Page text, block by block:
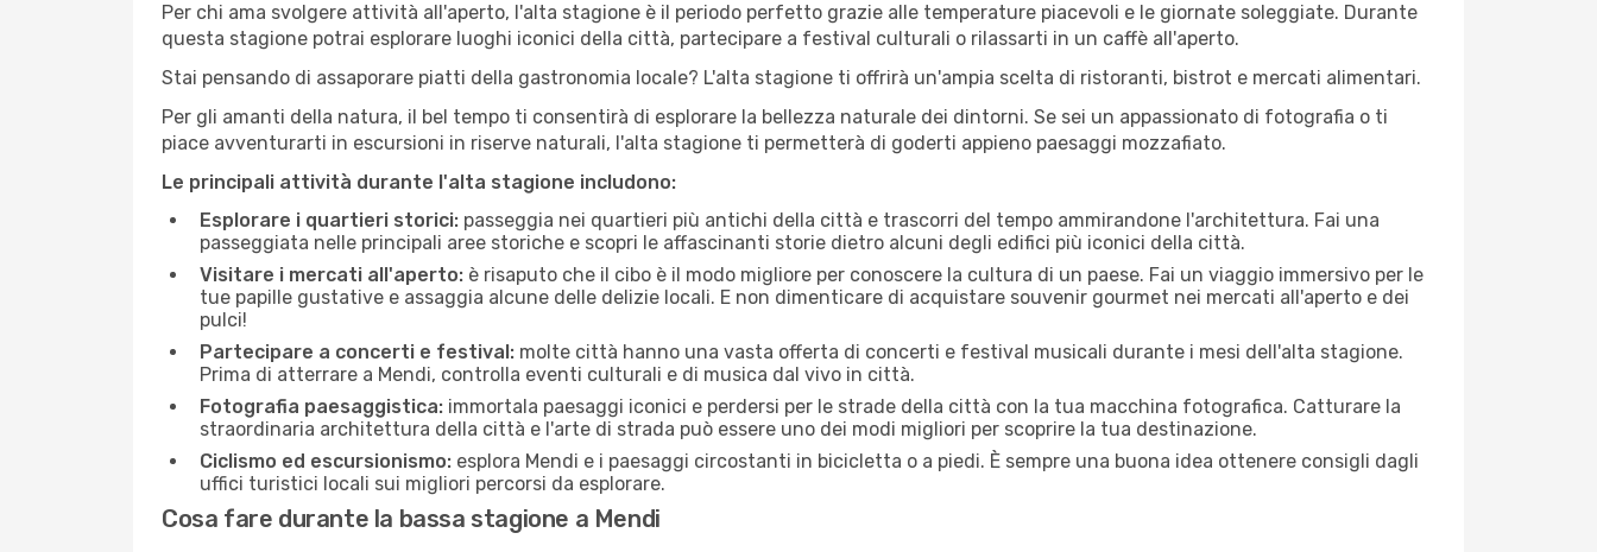
Per chi ama svolgere attività all'aperto, l'alta stagione è il periodo perfetto grazie alle temperature piacevoli e le giornate soleggiate. Durante
questa stagione potrai esplorare luoghi iconici della città, partecipare a festival culturali o rilassarti in un caffè all'aperto.
Stai pensando di assaporare piatti della gastronomia locale? L'alta stagione ti offrirà un'ampia scelta di ristoranti, bistrot e mercati alimentari.
Per gli amanti della natura, il bel tempo ti consentirà di esplorare la bellezza naturale dei dintorni. Se sei un appassionato di fotografia o ti
piace avventurarti in escursioni in riserve naturali, l'alta stagione ti permetterà di goderti appieno paesaggi mozzafiato.
Le principali attività durante l'alta stagione includono:
Esplorare i quartieri storici: passeggia nei quartieri più antichi della città e trascorri del tempo ammirandone l'architettura. Fai una
passeggiata nelle principali aree storiche e scopri le affascinanti storie dietro alcuni degli edifici più iconici della città.
Visitare i mercati all'aperto: è risaputo che il cibo è il modo migliore per conoscere la cultura di un paese. Fai un viaggio immersivo per le
tue papille gustative e assaggia alcune delle delizie locali. E non dimenticare di acquistare souvenir gourmet nei mercati all'aperto e dei
pulci!
Partecipare a concerti e festival: molte città hanno una vasta offerta di concerti e festival musicali durante i mesi dell'alta stagione.
Prima di atterrare a Mendi, controlla eventi culturali e di musica dal vivo in città.
Fotografia paesaggistica: immortala paesaggi iconici e perdersi per le strade della città con la tua macchina fotografica. Catturare la
straordinaria architettura della città e l'arte di strada può essere uno dei modi migliori per scoprire la tua destinazione.
Ciclismo ed escursionismo: esplora Mendi e i paesaggi circostanti in bicicletta o a piedi. È sempre una buona idea ottenere consigli dagli
uffici turistici locali sui migliori percorsi da esplorare.
Cosa fare durante la bassa stagione a Mendi